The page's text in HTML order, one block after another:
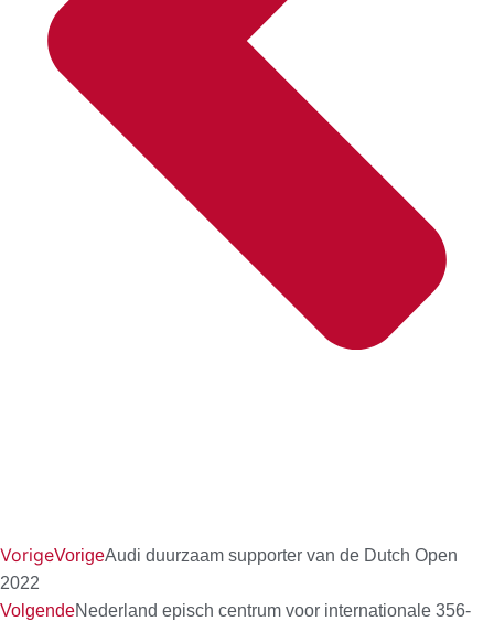
VorigeVorigeAudi duurzaam supporter van de Dutch Open
2022
VolgendeNederland episch centrum voor internationale 356-